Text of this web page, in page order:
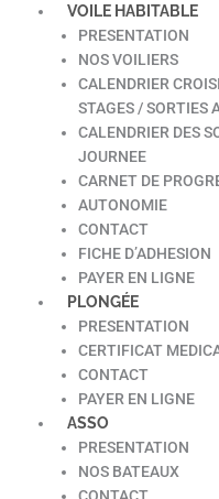
VOILE HABITABLE
PRESENTATION
NOS VOILIERS
CALENDRIER
STAGES / SORTIES
CALENDRIER DES
JOURNEE
CARNET DE
AUTONOMIE
CONTACT
FICHE D’ADHESION
PAYER EN LIGNE
PLONGÉE
PRESENTATION
CERTIFICAT
CONTACT
PAYER EN LIGNE
ASSO
PRESENTATION
NOS BATEAUX
CONTACT